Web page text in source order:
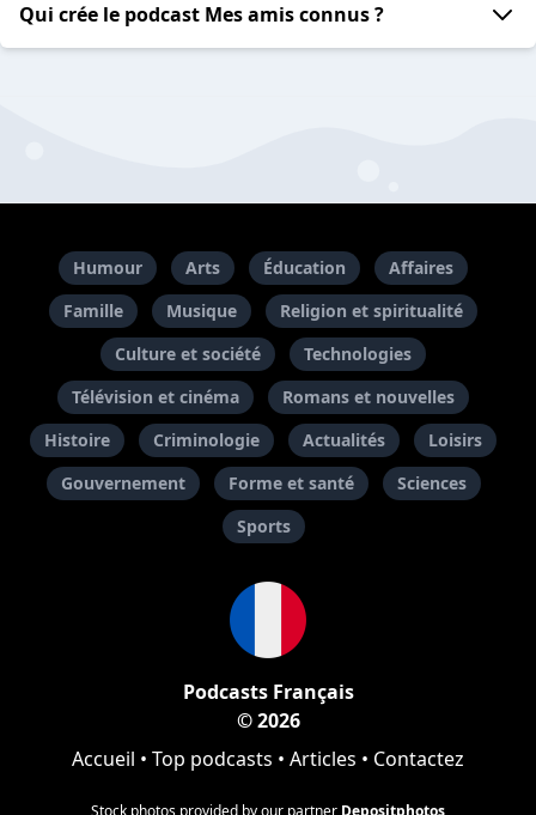
Qui crée le podcast Mes amis connus ?
Humour Arts Éducation
Affaires
Famille
Musique
Religion et spiritualité
Culture et société
Technologies
Télévision et cinéma
Romans et nouvelles
Histoire
Criminologie Actualités
Loisirs
Gouvernement
Forme et santé
Sciences
Sports
Podcasts Français
© 2026
Accueil • Top podcasts • Articles • Contactez
Stock photos provided by our partner Depositphotos